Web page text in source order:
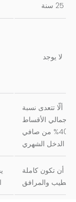
25 سنة
لا يوجد
ألّا تتعدى نسبة
إجمالي الأقساط
40% من صافي
الدخل الشهري
أن تكون كاملة
والمرافق